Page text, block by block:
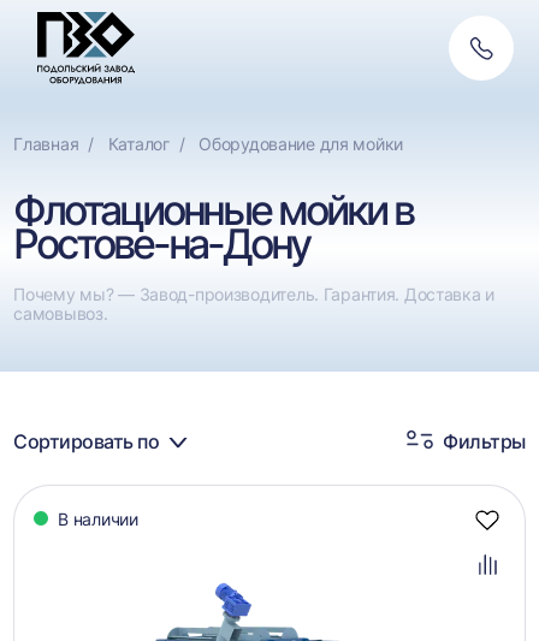
связь
Главная Каталог Оборудование для мойки
Флотационные мойки в
Ростове-на-Дону
Почему мы? — Завод-производитель. Гарантия. Доставка и
самовывоз.
Сортировать по Фильтры
Каталог
товаров
В наличии
Фильтры
назначению Сбросить
Мойки для ПЭТ